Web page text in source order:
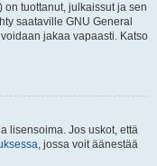
tuottanut, julkaissut ja sen
saataville GNU General
jakaa vapaasti. Katso
lisensoima. Jos uskot, että
, jossa voit äänestää